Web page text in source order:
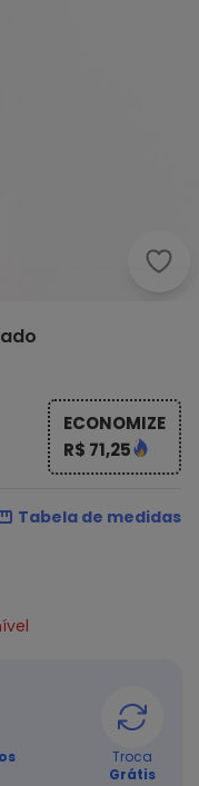
ECONOMIZE
R$ 71,25
Tabela de medidas
Troca
Grátis